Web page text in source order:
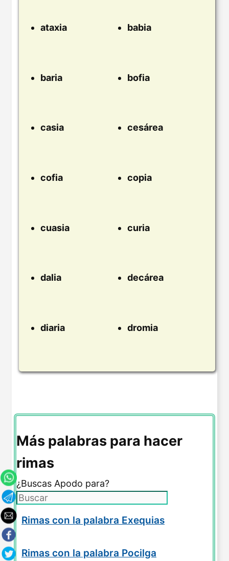
ataxia babia
baria bofia
casia cesárea
cofia copia
cuasia curia
dalia decárea
diaria dromia
Más palabras para hacer
rimas
¿Buscas Apodo para?
Rimas con la palabra Exequias
Rimas con la palabra Pocilga